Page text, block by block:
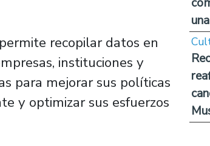
recopilar datos en
instituciones y
para mejorar sus políticas
y optimizar sus esfuerzos